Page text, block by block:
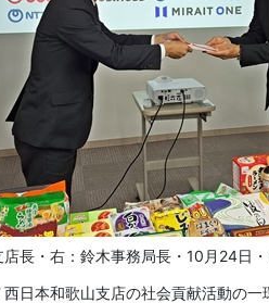
長・右：鈴木事務局長・10月24日
日本和歌山支店の社会貢献活動の